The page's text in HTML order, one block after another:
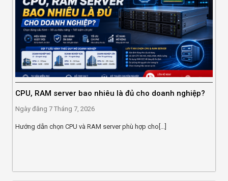
CPU, RAM server bao nhiêu là đủ cho doanh nghiệp?
Ngày đăng 7 Tháng 7, 2026
Hướng dẫn chọn CPU và RAM server phù hợp cho[...]